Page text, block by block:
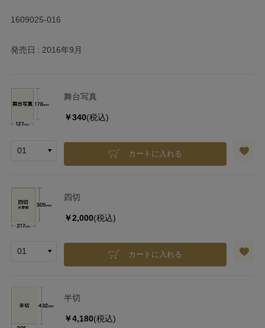
1609025-016
発売日 2016年9月
舞台写真
￥340(税込)
カートに入れる
四切
￥2,000(税込)
カートに入れる
半切
￥4,180(税込)